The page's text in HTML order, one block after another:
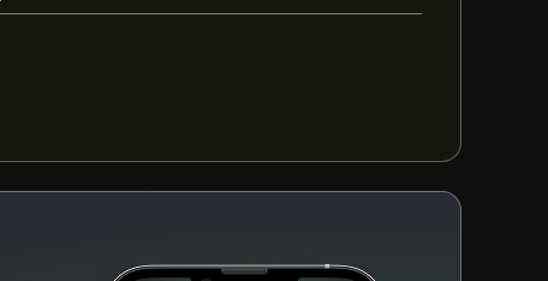
Mortgage Investment Trust,
изменений цены.
Trust — это 824.06M‎$‎
за последние 3 месяца, общий